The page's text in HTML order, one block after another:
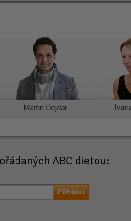
ABC dietou: